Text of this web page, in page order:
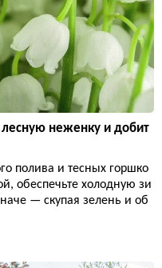
неженку и добит
полива и тесных горшко
обеспечьте холодную зи
— скупая зелень и об